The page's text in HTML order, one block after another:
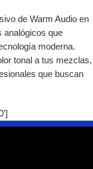
de Warm Audio en
analógicos que
moderna.
tonal a tus mezclas,
que buscan